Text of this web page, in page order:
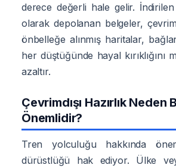
derece değerli hale gelir.
olarak depolanan belgeler,
önbelleğe alınmış haritalar,
her düştüğünde hayal kırıklığını
azaltır.
Çevrimdışı Hazırlık Neden
Önemlidir?
Tren yolculuğu hakkında
dürüstlüğü hak ediyor. Ülke